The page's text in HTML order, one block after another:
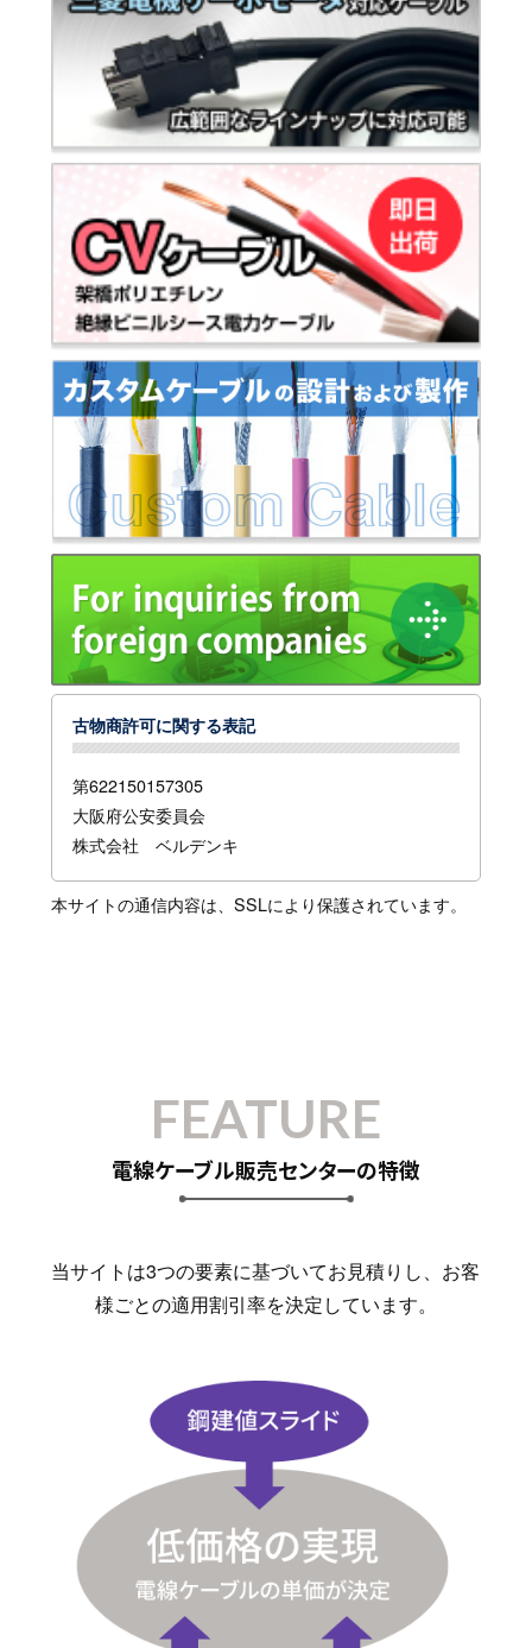
古物商許可に関する表記
第622150157305
大阪府公安委員会
株式会社 ベルデンキ
本サイトの通信内容は、SSLにより保護されています。
FEATURE
電線ケーブル販売センターの特徴
当サイトは3つの要素に基づいてお見積りし、お客
様ごとの適用割引率を決定しています。